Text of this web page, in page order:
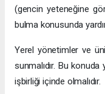
(gencin yeteneğine
bulma konusunda
Yerel yönetimler ve
sunmalıdır. Bu konuda
işbirliği içinde olmalıdır.